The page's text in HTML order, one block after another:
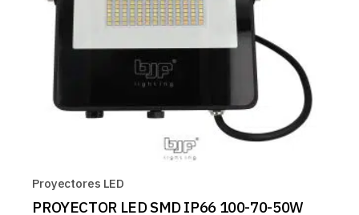
Proyectores LED
PROYECTOR LED SMD IP66 100-70-50W